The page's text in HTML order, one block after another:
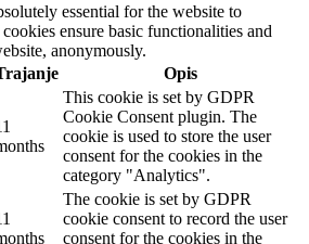
essential for the website to
ensure basic functionalities and
anonymously.
Opis
This cookie is set by GDPR
Cookie Consent plugin. The
cookie is used to store the user
consent for the cookies in the
category "Analytics".
The cookie is set by GDPR
cookie consent to record the user
consent for the cookies in the